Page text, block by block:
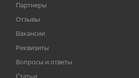
Партнеры
Отзывы
Вакансии
Реквизиты
Вопросы и ответы
Статьи